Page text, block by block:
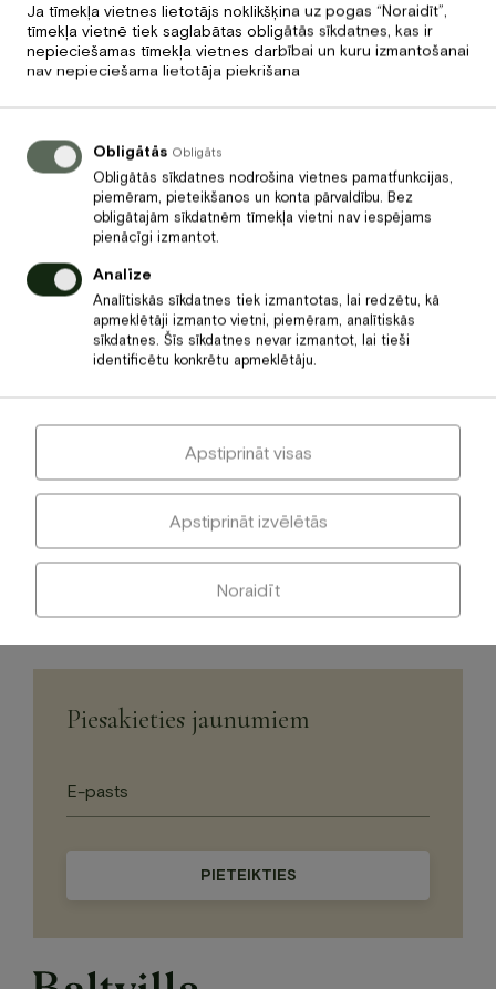
Kategorijas
VISI JAUNUMI
VIESNĪCA
Īpašie piedāvājumi
260€
Dāvanu karte "Baltezera pērle"
Piesakieties jaunumiem
Ja tīmekļa vietnes lietotājs noklikšķina uz pogas “Noraidīt”,
tīmekļa vietnē tiek saglabātas obligātās sīkdatnes, kas ir
nepieciešamas tīmekļa vietnes darbībai un kuru izmantošanai
nav nepieciešama lietotāja piekrišana
Obligātās Obligāts
Obligātās sīkdatnes nodrošina vietnes pamatfunkcijas,
piemēram, pieteikšanos un konta pārvaldību. Bez
obligātajām sīkdatnēm tīmekļa vietni nav iespējams
pienācīgi izmantot.
Analīze
Analītiskās sīkdatnes tiek izmantotas, lai redzētu, kā
apmeklētāji izmanto vietni, piemēram, analītiskās
sīkdatnes. Šīs sīkdatnes nevar izmantot, lai tieši
identificētu konkrētu apmeklētāju.
Noraidīt
Apstiprināt izvēlētās
Apstiprināt visas